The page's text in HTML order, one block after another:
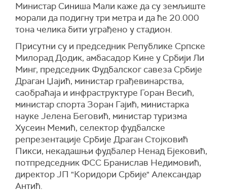
"Бавићу се тиме када будем могао. Отићи ћу на
један скуп десетог (маја), после 20. (маја) и не
однос снага је толико велики и велика је
разлика у историјском смислу. Од 2012. није
била таква разлика у историји Србије", рекао је
он.
Министар Синиша Мали каже да су земљиште
морали да подигну три метра и да ће 20.000
тона челика бити уграђено у стадион.
Присутни су и председник Републике Српске
Милорад Додик, амбасадор Кине у Србији Ли
Минг, председник Фудбалског савеза Србије
Драган Џајић, министар грађевинарства,
саобраћаја и инфраструктуре Горан Весић,
министар спорта Зоран Гајић, министарка
науке Јелена Беговић, министар туризма
Хусеин Мемић, селектор фудбалске
репрезентације Србије Драган Стојковић
Пикси, некадашњи фудбалер Ненад Бјековић,
потпредседник ФСС Бранислав Недимовић,
директор ЈП "Коридори Србије" Александар
Антић.